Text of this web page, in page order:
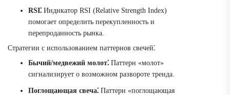
RSI⁚ Индикатор RSI (Relative Strength Index)
помогает определить перекупленность и
перепроданность рынка.
Стратегии с использованием паттернов свечей⁚
Бычий/медвежий молот⁚ Паттерн «молот»
сигнализирует о возможном развороте тренда.
Поглощающая свеча⁚ Паттерн «поглощающая